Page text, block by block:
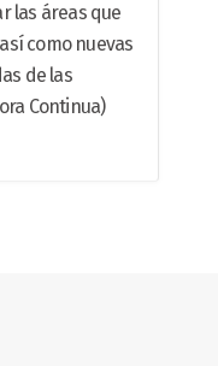
las áreas que
como nuevas
de las
Continua)